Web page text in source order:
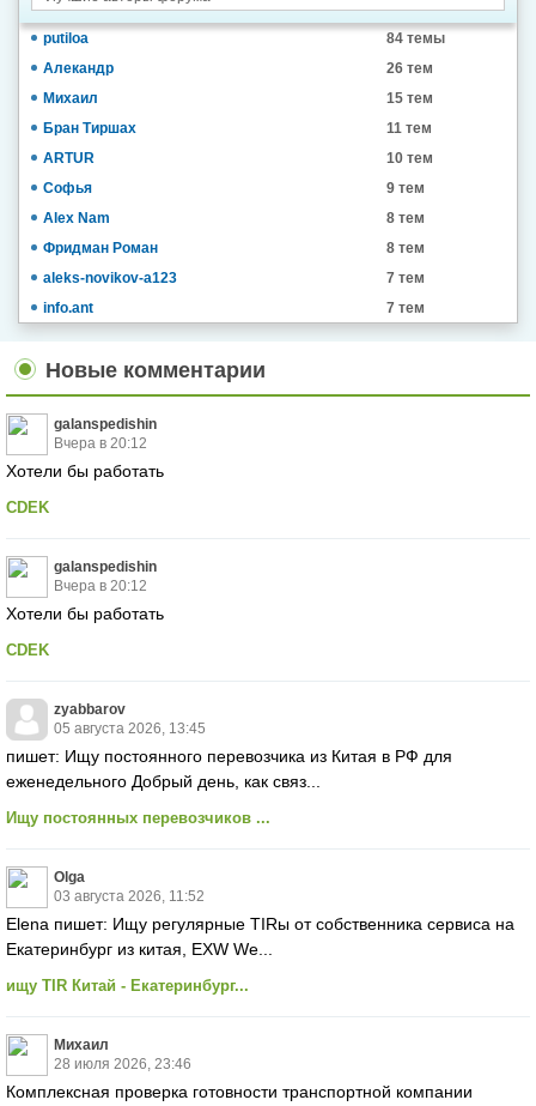
putiloa
84 темы
Алекандр
26 тем
Михаил
15 тем
Бран Тиршах
11 тем
ARTUR
10 тем
Софья
9 тем
Alex Nam
8 тем
Фридман Роман
8 тем
aleks-novikov-a123
7 тем
info.ant
7 тем
Новые комментарии
galanspedishin
Вчера в 20:12
Хотели бы работать
CDEK
galanspedishin
Вчера в 20:12
Хотели бы работать
CDEK
zyabbarov
05 августа 2026, 13:45
пишет: Ищу постоянного перевозчика из Китая в РФ для
еженедельного Добрый день, как связ...
Ищу постоянных перевозчиков ...
Olga
03 августа 2026, 11:52
Elena пишет: Ищу регулярные TIRы от собственника сервиса на
Екатеринбург из китая, EXW We...
ищу TIR Китай - Екатеринбург...
Михаил
28 июля 2026, 23:46
Комплексная проверка готовности транспортной компании